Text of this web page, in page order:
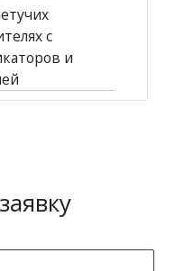
с
и